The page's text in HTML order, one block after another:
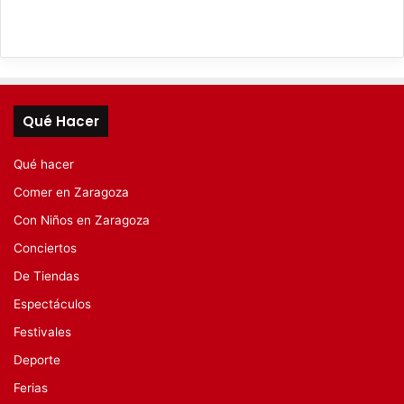
Qué Hacer
Qué hacer
Comer en Zaragoza
Con Niños en Zaragoza
Conciertos
De Tiendas
Espectáculos
Festivales
Deporte
Ferias